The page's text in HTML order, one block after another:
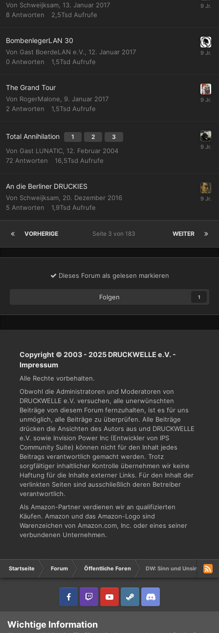
Von Schweijksam 13. Januar 2017
8 Antworten 2,5Tsd Aufrufe
BombenlegerLAN 30
Von Gast BoerdeLAN e.V., 12. Januar 2017
0 Antworten 1,5Tsd Aufrufe
The Grand Tour
Von RogerMalone
9. Januar 2017
2 Antworten 1,5Tsd Aufrufe
Total Annihilation 1 2 3
Von Gast LUNATIC, 12. Februar 2004
72 Antworten 16,5Tsd Aufrufe
An die Berliner DRUCKIES
Von Schweijksam 20. Dezember 2016
5 Antworten 1,9Tsd Aufrufe
VORHERIGE WEITER
Seite 3 von 183
Dieses Forum als gelesen markieren
Folgen 1
Copyright © 2003 - 2025 DRUCKWELLE e.V. -
Impressum
Alle Rechte vorbehalten.
Obwohl die Administratoren und Moderatoren von
DRUCKWELLE e.V. versuchen, alle unerwünschten
Beiträge von diesem Forum fernzuhalten, ist es für uns
unmöglich, alle Beiträge zu überprüfen. Alle Beiträge
drücken die Ansichten des Autors aus und DRUCKWELLE
e.V. sowie Invision Power Inc (Entwickler von IPS
Community Suite) können nicht für den Inhalt jedes
Beitrags verantwortlich gemacht werden. Trotz
sorgfältiger inhaltlicher Kontrolle übernehmen wir keine
Haftung für die Inhalte externer Links. Für den Inhalt der
verlinkten Seiten sind ausschließlich deren Betreiber
verantwortlich.
Als Amazon-Partner verdienen wir an qualifizierten
Käufen. Amazon und das Amazon-Logo sind
Warenzeichen von Amazon.com, Inc. oder eines seiner
verbundenen Unternehmen.
Startseite Forum Öffentliche Foren DW: Sinn und Unsinn aus
Copyright © 2003 - 2021 DRUCKWELLE e.V. -
Wichtige Information